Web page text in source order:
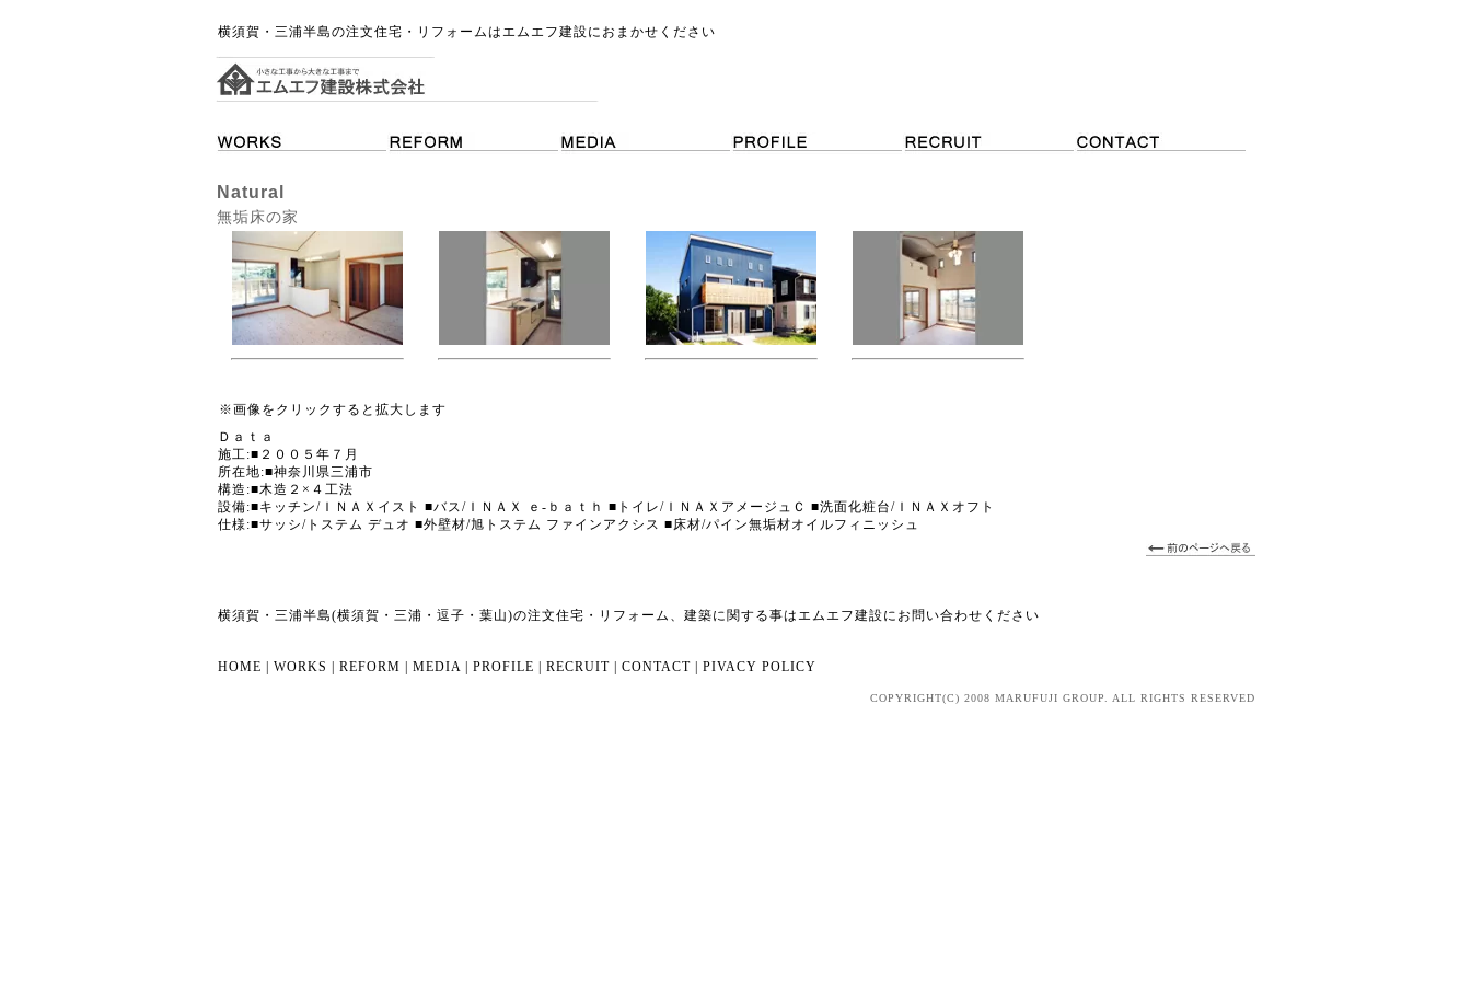
横須賀・三浦半島の注文住宅・リフォームはエムエフ建設におまかせください
Natural
無垢床の家
※画像をクリックすると拡大します
Ｄａｔａ
施工:■２００５年７月
所在地:■神奈川県三浦市
構造:■木造２×４工法
設備:■キッチン/ＩＮＡＸイスト ■バス/ＩＮＡＸ ｅ-ｂａｔｈ ■トイレ/ＩＮＡＸアメージュＣ ■洗面化粧台/ＩＮＡＸオフト
仕様:■サッシ/トステム デュオ ■外壁材/旭トステム ファインアクシス ■床材/パイン無垢材オイルフィニッシュ
横須賀・三浦半島(横須賀・三浦・逗子・葉山)の注文住宅・リフォーム、建築に関する事はエムエフ建設にお問い合わせください
HOME WORKS REFORM MEDIA PROFILE RECRUIT CONTACT PIVACY POLICY
COPYRIGHT(C) 2008 MARUFUJI GROUP. ALL RIGHTS RESERVED